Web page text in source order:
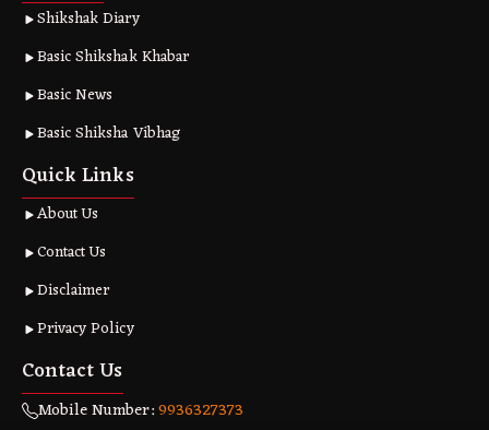
Shikshak Diary
Basic Shikshak Khabar
Basic News
Basic Shiksha Vibhag
Quick Links
About Us
Contact Us
Disclaimer
Privacy Policy
Contact Us
Mobile Number:9936327373